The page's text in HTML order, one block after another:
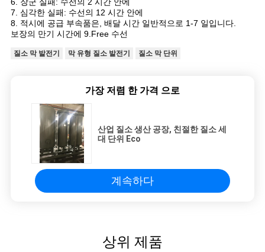
6. 장군 실패: 수선의 2 시간 안에
7. 심각한 실패: 수선의 12 시간 안에
8. 적시에 공급 부속품은, 배달 시간 일반적으로 1-7 일입니다.
보장의 만기 시간에 9.Free 수선
질소 막 발전기 막 유형 질소 발전기 질소 막 단위
가장 저렴 한 가격 으로
산업 질소 생산 공장, 친절한 질소 세
대 단위 Eco
계속하다
상위 제품